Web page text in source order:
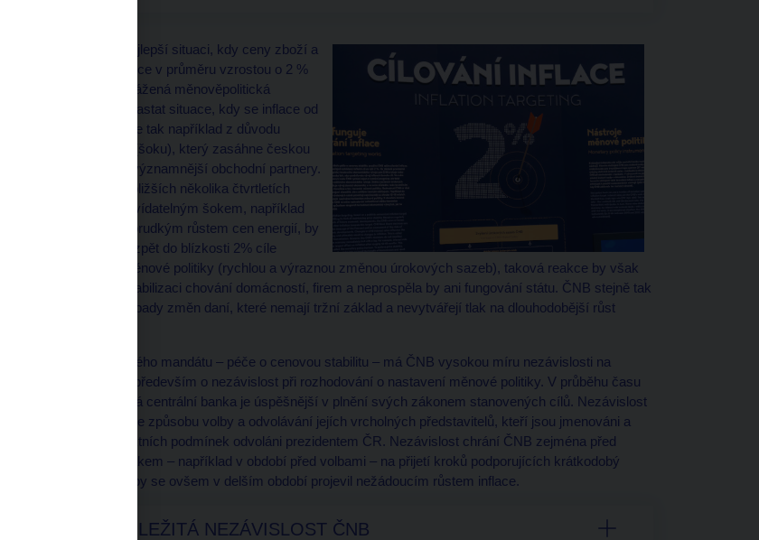
ČNB tak považuje za nejlepší situaci, kdy ceny zboží a
služeb v české ekonomice v průměru vzrostou o 2 %
za rok. I přes pečlivě uvážená měnověpolitická
rozhodnutí však může nastat situace, kdy se inflace od
2% cíle odchýlí. Stane se tak například z důvodu
neočekávaného vývoje (šoku), který zasáhne českou
ekonomiku nebo její nejvýznamnější obchodní partnery.
Inflaci odkloněnou v nejbližších několika čtvrtletích
mimo inflační cíl nepředvídatelným šokem, například
živelní pohromou nebo prudkým růstem cen energií, by
sice bylo možné dostat zpět do blízkosti 2% cíle
dramatickou změnou měnové politiky (rychlou a výraznou změnou úrokových sazeb), taková reakce by však
mohla vést spíše k destabilizaci chování domácností, firem a neprospěla by ani fungování státu. ČNB stejně tak
nereaguje na cenové dopady změn daní, které nemají tržní základ a nevytvářejí tlak na dlouhodobější růst
Při plnění svého zákonného mandátu – péče o cenovou stabilitu – má ČNB vysokou míru nezávislosti na
politických vlivech. Jde především o nezávislost při rozhodování o nastavení měnové politiky. V průběhu času
se potvrdilo, že nezávislá centrální banka je úspěšnější v plnění svých zákonem stanovených cílů. Nezávislost
ČNB se projevuje také ve způsobu volby a odvolávání jejích vrcholných představitelů, kteří jsou jmenováni a
mohou být za velmi striktních podmínek odvoláni prezidentem ČR. Nezávislost chrání ČNB zejména před
případným politickým tlakem – například v období před volbami – na přijetí kroků podporujících krátkodobý
ekonomický růst, který by se ovšem v delším období projevil nežádoucím růstem inflace.
PROČ JE DŮLEŽITÁ NEZÁVISLOST ČNB